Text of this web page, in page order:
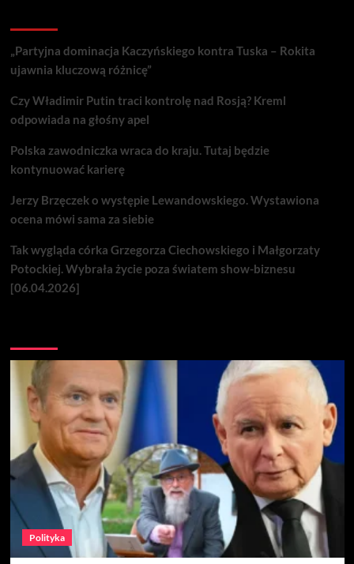
„Partyjna dominacja Kaczyńskiego kontra Tuska – Rokita
ujawnia kluczową różnicę”
Czy Władimir Putin traci kontrolę nad Rosją? Kreml
odpowiada na głośny apel
Polska zawodniczka wraca do kraju. Tutaj będzie
kontynuować karierę
Jerzy Brzęczek o występie Lewandowskiego. Wystawiona
ocena mówi sama za siebie
Tak wygląda córka Grzegorza Ciechowskiego i Małgorzaty
Potockiej. Wybrała życie poza światem show-biznesu
[06.04.2026]
Polityka